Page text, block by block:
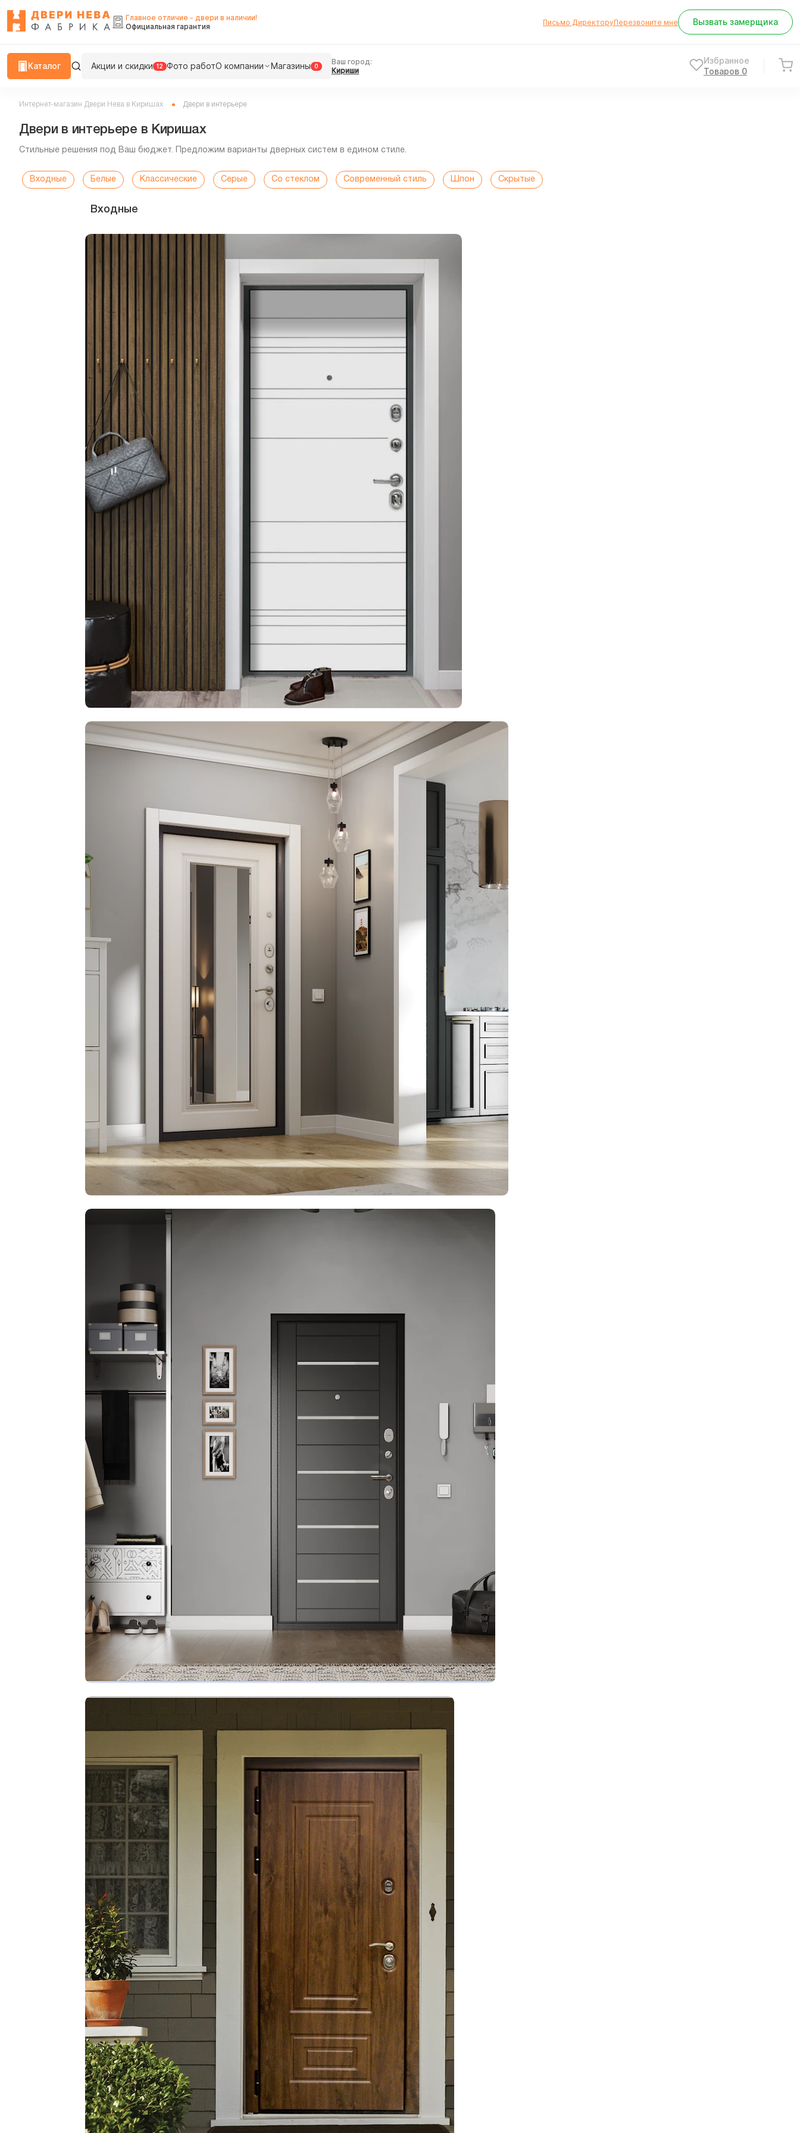
Главное отличие - двери в наличии!
Официальная гарантия
Письмо ДиректоруПерезвоните мне Вызвать замерщика
Каталог Акции и скидки 12 Фото работО компании Магазины 0
Ваш город:
Кириши
Избранное
Товаров 0
Интернет-магазин Двери Нева в Киришах Двери в интерьере
Двери в интерьере в Киришах
Стильные решения под Ваш бюджет. Предложим варианты дверных систем в едином стиле.
Входные Белые Классические Серые Со стеклом Современный стиль Шпон Скрытые
Входные